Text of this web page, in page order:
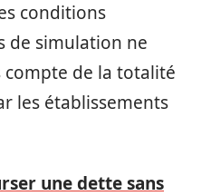
conditions
de simulation ne
de la totalité
les établissements
une dette sans